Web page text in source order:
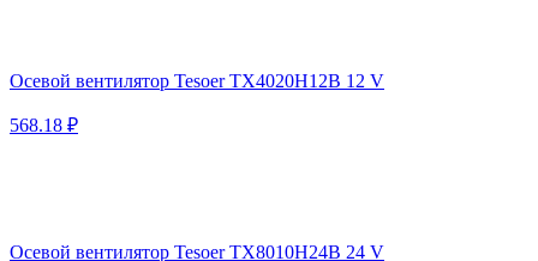
Осевой вентилятор Tesoer TX4020H12B 12 V
568.18 ₽
Осевой вентилятор Tesoer TX8010H24B 24 V